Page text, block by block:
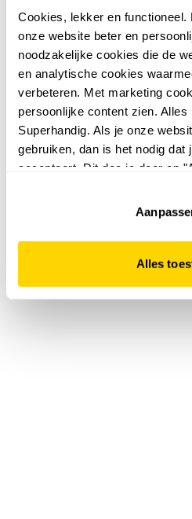
Cookies, lekker en
onze website beter en
noodzakelijke cookies die de
en analytische cookies
verbeteren. Met marketing
persoonlijke content zien.
Superhandig. Als je onze
gebruiken, dan is het nodig dat
accepteert. Dit doe je door op
website niet optimaal
Alles